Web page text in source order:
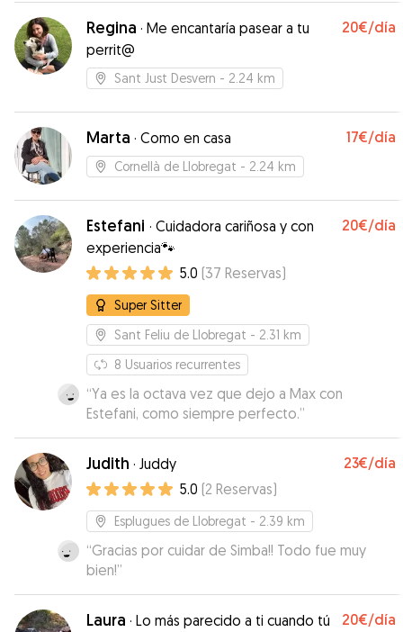
Regina · Me encantaría pasear a tu
perrit@
20€/día
Sant Just Desvern - 2.24 km
Marta · Como en casa 17€/día
Cornellà de Llobregat - 2.24 km
Estefani · Cuidadora cariñosa y con
experiencia🐾
20€/día
5.0 (37 Reservas)
Super Sitter
Sant Feliu de Llobregat - 2.31 km
8 Usuarios recurrentes
“Ya es la octava vez que dejo a Max con
Estefani, como siempre perfecto.”
Judith · Juddy 23€/día
5.0 (2 Reservas)
Esplugues de Llobregat - 2.39 km
“Gracias por cuidar de Simba!! Todo fue muy
bien!”
Laura · Lo más parecido a ti cuando tú
20€/día